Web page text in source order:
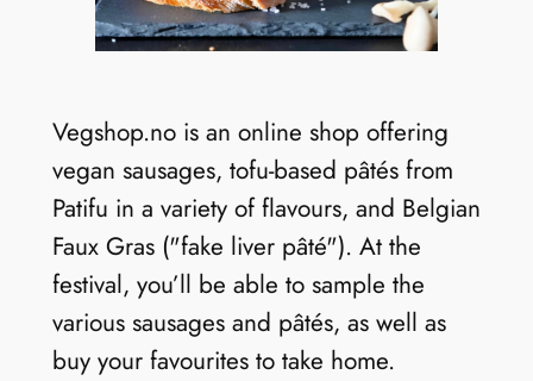
Vegshop.no is an online shop offering
vegan sausages, tofu-based pâtés from
Patifu in a variety of flavours, and Belgian
Faux Gras ("fake liver pâté"). At the
festival, you’ll be able to sample the
various sausages and pâtés, as well as
buy your favourites to take home.